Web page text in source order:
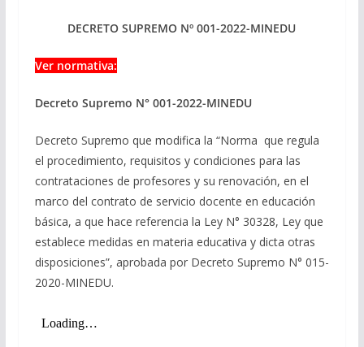
DECRETO SUPREMO Nº 001-2022-MINEDU
Ver normativa:
Decreto Supremo N° 001-2022-MINEDU
Decreto Supremo que modifica la “Norma que regula
el procedimiento, requisitos y condiciones para las
contrataciones de profesores y su renovación, en el
marco del contrato de servicio docente en educación
básica, a que hace referencia la Ley N° 30328, Ley que
establece medidas en materia educativa y dicta otras
disposiciones”, aprobada por Decreto Supremo N° 015-
2020-MINEDU.